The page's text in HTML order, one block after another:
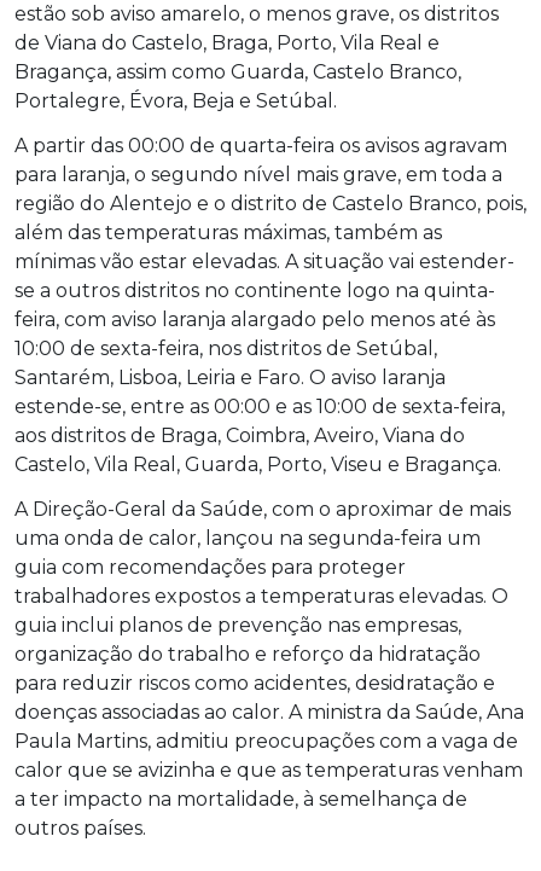
estão sob aviso amarelo, o menos grave, os distritos
de Viana do Castelo, Braga, Porto, Vila Real e
Bragança, assim como Guarda, Castelo Branco,
Portalegre, Évora, Beja e Setúbal.
A partir das 00:00 de quarta-feira os avisos agravam
para laranja, o segundo nível mais grave, em toda a
região do Alentejo e o distrito de Castelo Branco, pois,
além das temperaturas máximas, também as
mínimas vão estar elevadas. A situação vai estender-
se a outros distritos no continente logo na quinta-
feira, com aviso laranja alargado pelo menos até às
10:00 de sexta-feira, nos distritos de Setúbal,
Santarém, Lisboa, Leiria e Faro. O aviso laranja
estende-se, entre as 00:00 e as 10:00 de sexta-feira,
aos distritos de Braga, Coimbra, Aveiro, Viana do
Castelo, Vila Real, Guarda, Porto, Viseu e Bragança.
A Direção-Geral da Saúde, com o aproximar de mais
uma onda de calor, lançou na segunda-feira um
guia com recomendações para proteger
trabalhadores expostos a temperaturas elevadas. O
guia inclui planos de prevenção nas empresas,
organização do trabalho e reforço da hidratação
para reduzir riscos como acidentes, desidratação e
doenças associadas ao calor. A ministra da Saúde, Ana
Paula Martins, admitiu preocupações com a vaga de
calor que se avizinha e que as temperaturas venham
a ter impacto na mortalidade, à semelhança de
outros países.